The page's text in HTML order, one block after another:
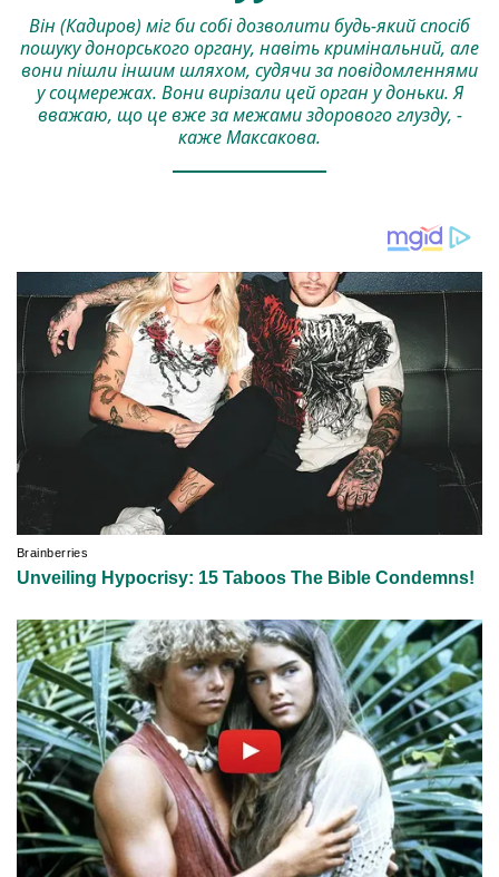
Він (Кадиров) міг би собі дозволити будь-який спосіб
пошуку донорського органу, навіть кримінальний, але
вони пішли іншим шляхом, судячи за повідомленнями
у соцмережах. Вони вирізали цей орган у доньки. Я
вважаю, що це вже за межами здорового глузду, -
каже Максакова.